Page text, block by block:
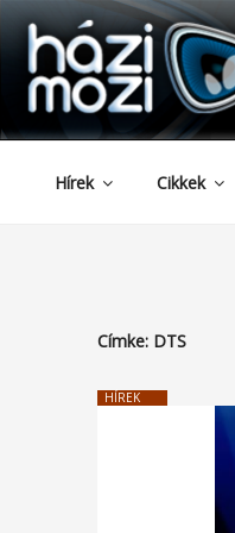
Tartalomhoz
HAZIMOZI
Hírek Cikkek
Címke: DTS
HÍREK